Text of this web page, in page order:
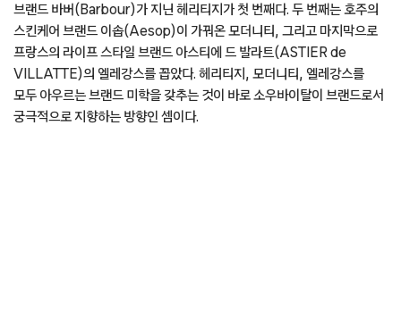
브랜드 바버(Barbour)가 지닌 헤리티지가 첫 번째다. 두 번째는 호주의
스킨케어 브랜드 이솝(Aesop)이 가꿔온 모더니티, 그리고 마지막으로
프랑스의 라이프 스타일 브랜드 아스티에 드 발라트(ASTIER de
VILLATTE)의 엘레강스를 꼽았다. 헤리티지, 모더니티, 엘레강스를
모두 아우르는 브랜드 미학을 갖추는 것이 바로 소우바이탈이 브랜드로서
궁극적으로 지향하는 방향인 셈이다.